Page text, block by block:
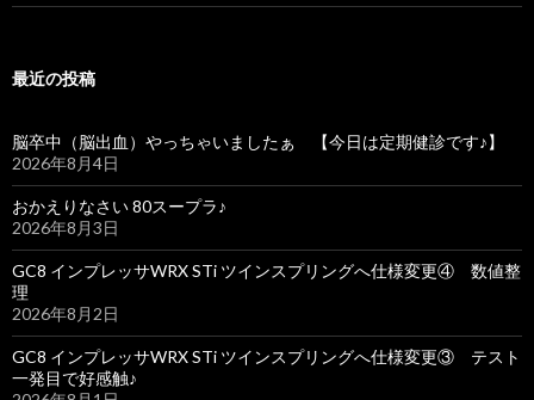
最近の投稿
脳卒中（脳出血）やっちゃいましたぁ 【今日は定期健診です♪】
2026年8月4日
おかえりなさい 80スープラ♪
2026年8月3日
GC8 インプレッサWRX STi ツインスプリングへ仕様変更④ 数値整
理
2026年8月2日
GC8 インプレッサWRX STi ツインスプリングへ仕様変更③ テスト
一発目で好感触♪